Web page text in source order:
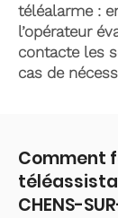
téléalarme :
l’opérateur
contacte les
cas de
Comment
CHENS-